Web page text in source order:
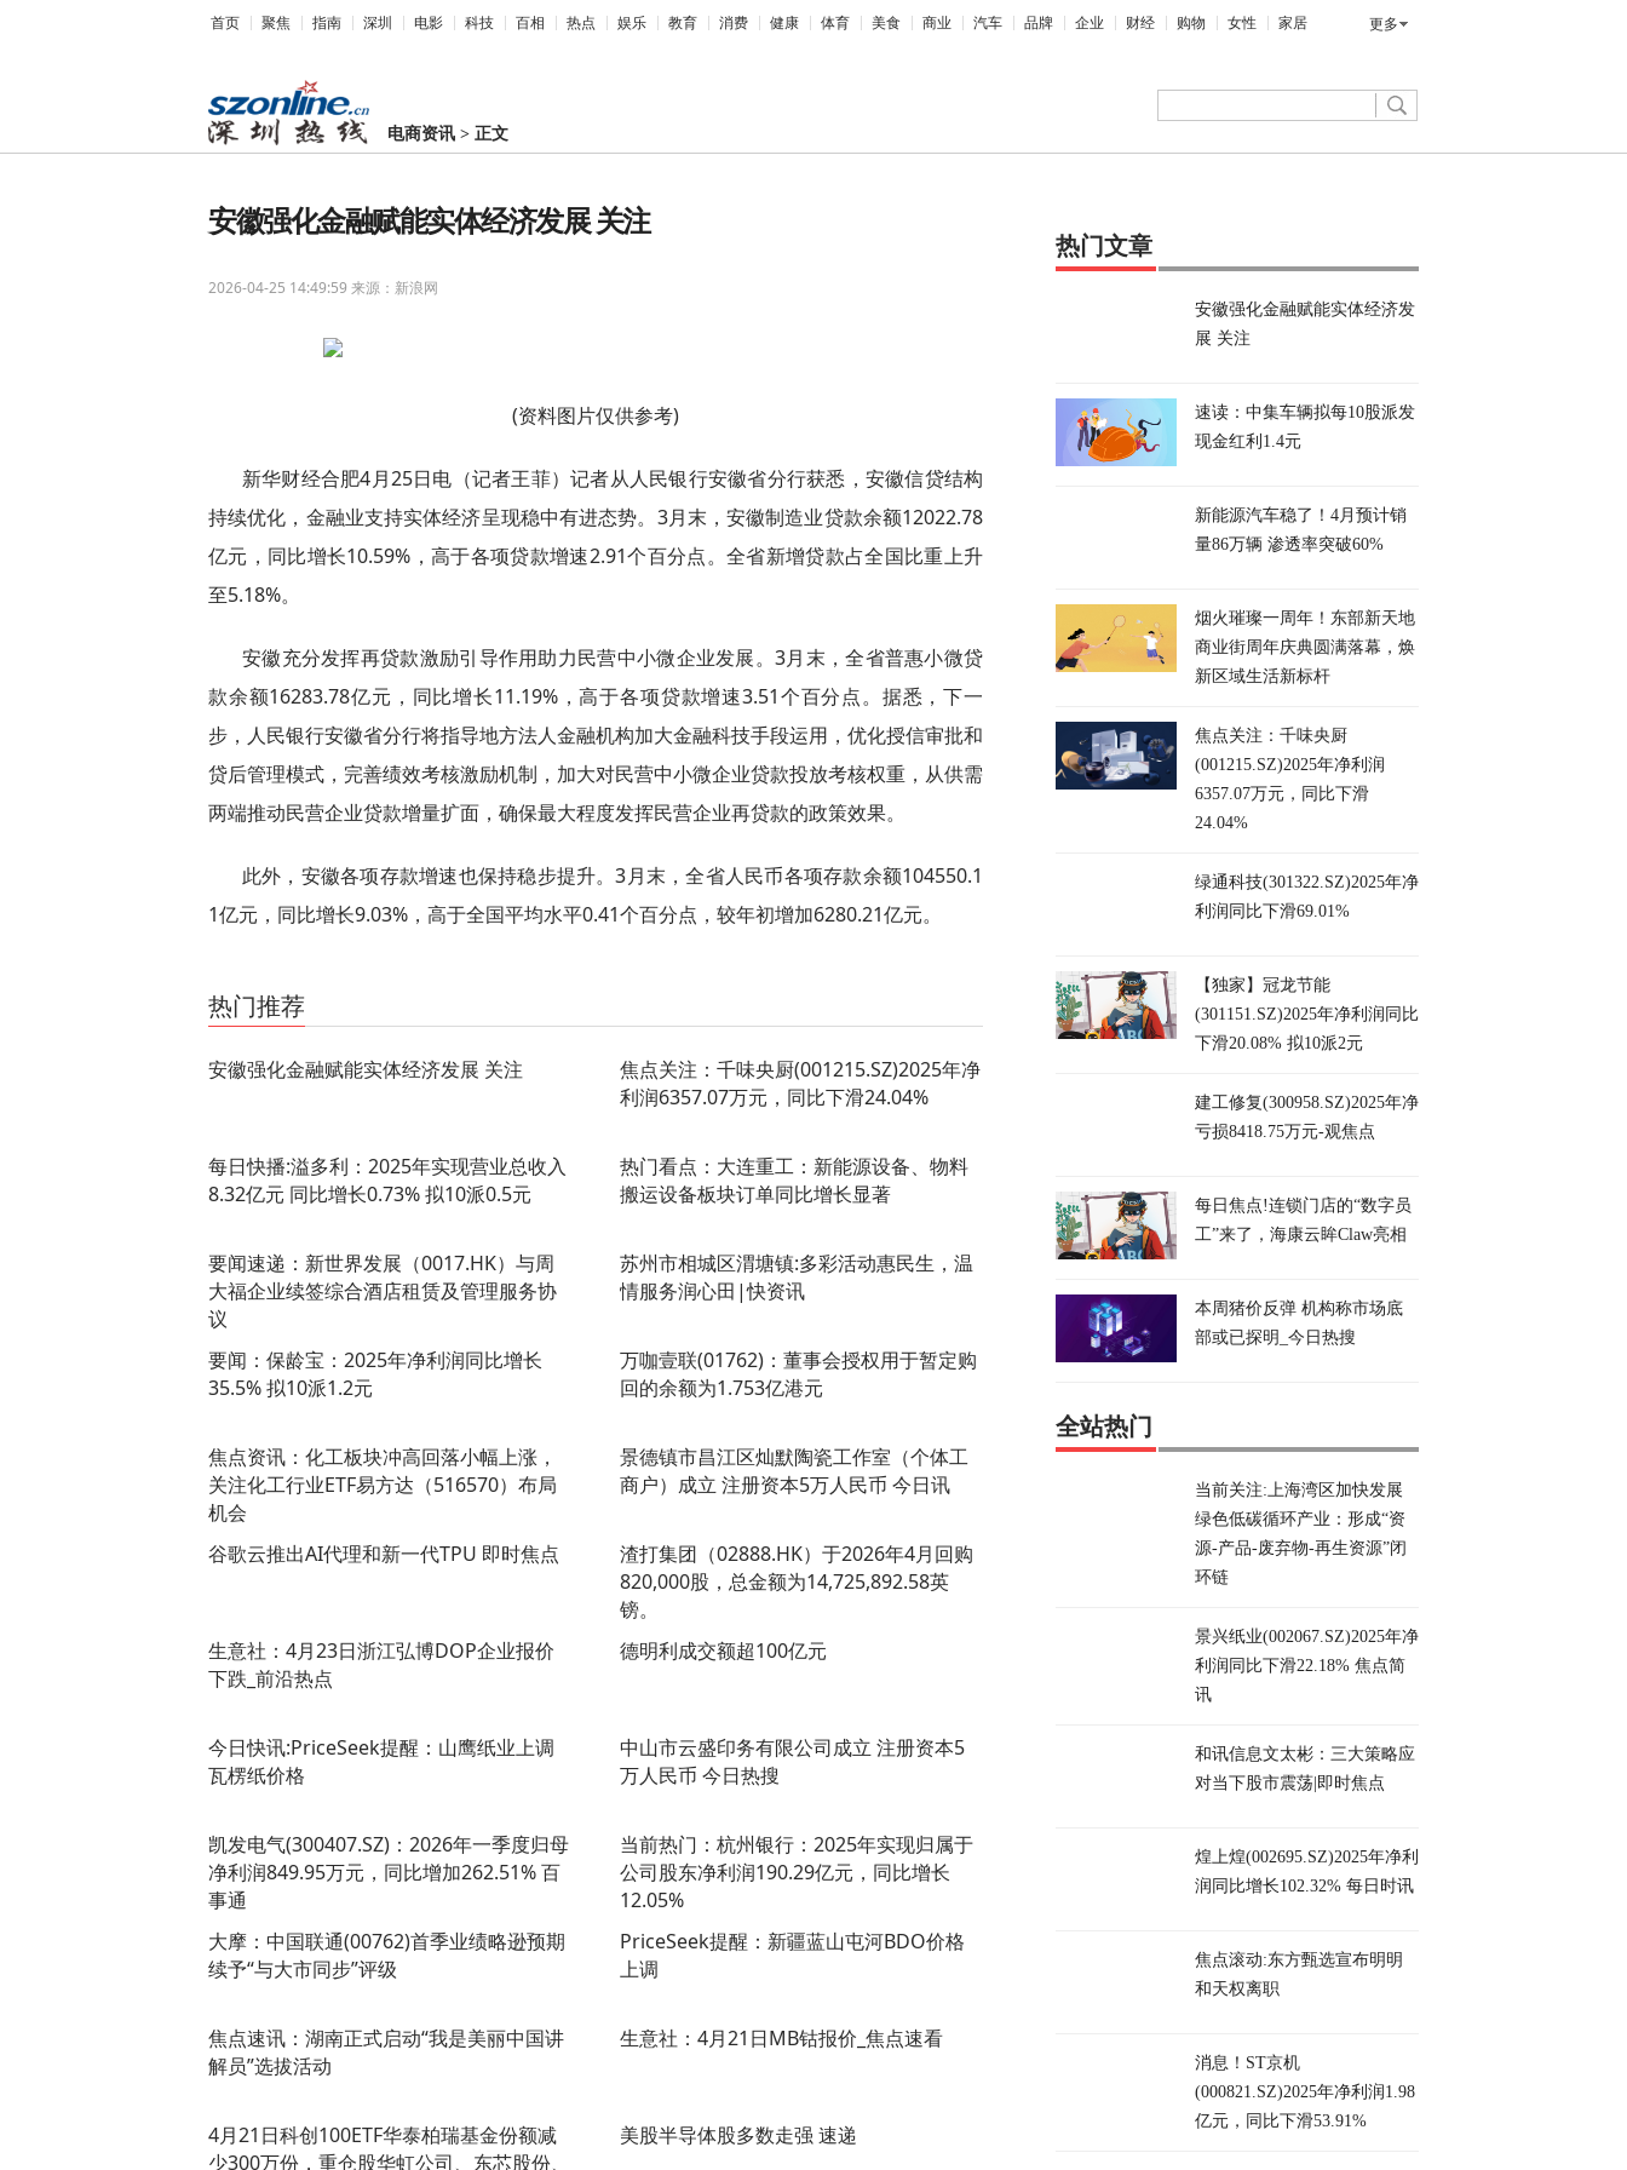
首页 聚焦 指南 深圳 电影 科技 百相 热点 娱乐 教育 消费 健康 体育 美食 商业 汽车 品牌 企业 财经 购物 女性 家居 更多
电商资讯 >正文
安徽强化金融赋能实体经济发展 关注
2026-04-25 14:49:59 来源：新浪网
(资料图片仅供参考)
新华财经合肥4月25日电（记者王菲）记者从人民银行安徽省分行获悉，安徽信贷结构
持续优化，金融业支持实体经济呈现稳中有进态势。3月末，安徽制造业贷款余额12022.78
亿元，同比增长10.59%，高于各项贷款增速2.91个百分点。全省新增贷款占全国比重上升
至5.18%。
安徽充分发挥再贷款激励引导作用助力民营中小微企业发展。3月末，全省普惠小微贷
款余额16283.78亿元，同比增长11.19%，高于各项贷款增速3.51个百分点。据悉，下一
步，人民银行安徽省分行将指导地方法人金融机构加大金融科技手段运用，优化授信审批和
贷后管理模式，完善绩效考核激励机制，加大对民营中小微企业贷款投放考核权重，从供需
两端推动民营企业贷款增量扩面，确保最大程度发挥民营企业再贷款的政策效果。
此外，安徽各项存款增速也保持稳步提升。3月末，全省人民币各项存款余额104550.1
1亿元，同比增长9.03%，高于全国平均水平0.41个百分点，较年初增加6280.21亿元。
热门推荐
安徽强化金融赋能实体经济发展 关注
焦点关注：千味央厨(001215.SZ)2025年净
利润6357.07万元，同比下滑24.04%
每日快播:溢多利：2025年实现营业总收入
8.32亿元 同比增长0.73% 拟10派0.5元
热门看点：大连重工：新能源设备、物料
搬运设备板块订单同比增长显著
要闻速递：新世界发展（0017.HK）与周
大福企业续签综合酒店租赁及管理服务协
议
苏州市相城区渭塘镇:多彩活动惠民生，温
情服务润心田|快资讯
要闻：保龄宝：2025年净利润同比增长
35.5% 拟10派1.2元
万咖壹联(01762)：董事会授权用于暂定购
回的余额为1.753亿港元
焦点资讯：化工板块冲高回落小幅上涨，
关注化工行业ETF易方达（516570）布局
机会
景德镇市昌江区灿默陶瓷工作室（个体工
商户）成立 注册资本5万人民币 今日讯
谷歌云推出AI代理和新一代TPU 即时焦点
渣打集团（02888.HK）于2026年4月回购
820,000股，总金额为14,725,892.58英
镑。
生意社：4月23日浙江弘博DOP企业报价
下跌_前沿热点
德明利成交额超100亿元
今日快讯:PriceSeek提醒：山鹰纸业上调
瓦楞纸价格
中山市云盛印务有限公司成立 注册资本5
万人民币 今日热搜
凯发电气(300407.SZ)：2026年一季度归母
净利润849.95万元，同比增加262.51% 百
事通
当前热门：杭州银行：2025年实现归属于
公司股东净利润190.29亿元，同比增长
12.05%
大摩：中国联通(00762)首季业绩略逊预期
续予“与大市同步”评级
PriceSeek提醒：新疆蓝山屯河BDO价格
上调
焦点速讯：湖南正式启动“我是美丽中国讲
解员”选拔活动
生意社：4月21日MB钴报价_焦点速看
4月21日科创100ETF华泰柏瑞基金份额减
少300万份，重仓股华虹公司、东芯股份、
美股半导体股多数走强 速递
热门文章
安徽强化金融赋能实体经济发
展 关注
速读：中集车辆拟每10股派发
现金红利1.4元
新能源汽车稳了！4月预计销
量86万辆 渗透率突破60%
烟火璀璨一周年！东部新天地
商业街周年庆典圆满落幕，焕
新区域生活新标杆
焦点关注：千味央厨
(001215.SZ)2025年净利润
6357.07万元，同比下滑
24.04%
绿通科技(301322.SZ)2025年净
利润同比下滑69.01%
【独家】冠龙节能
(301151.SZ)2025年净利润同比
下滑20.08% 拟10派2元
建工修复(300958.SZ)2025年净
亏损8418.75万元-观焦点
每日焦点!连锁门店的“数字员
工”来了，海康云眸Claw亮相
本周猪价反弹 机构称市场底
部或已探明_今日热搜
全站热门
当前关注:上海湾区加快发展
绿色低碳循环产业：形成“资
源-产品-废弃物-再生资源”闭
环链
景兴纸业(002067.SZ)2025年净
利润同比下滑22.18% 焦点简
讯
和讯信息文太彬：三大策略应
对当下股市震荡|即时焦点
煌上煌(002695.SZ)2025年净利
润同比增长102.32% 每日时讯
焦点滚动:东方甄选宣布明明
和天权离职
消息！ST京机
(000821.SZ)2025年净利润1.98
亿元，同比下滑53.91%